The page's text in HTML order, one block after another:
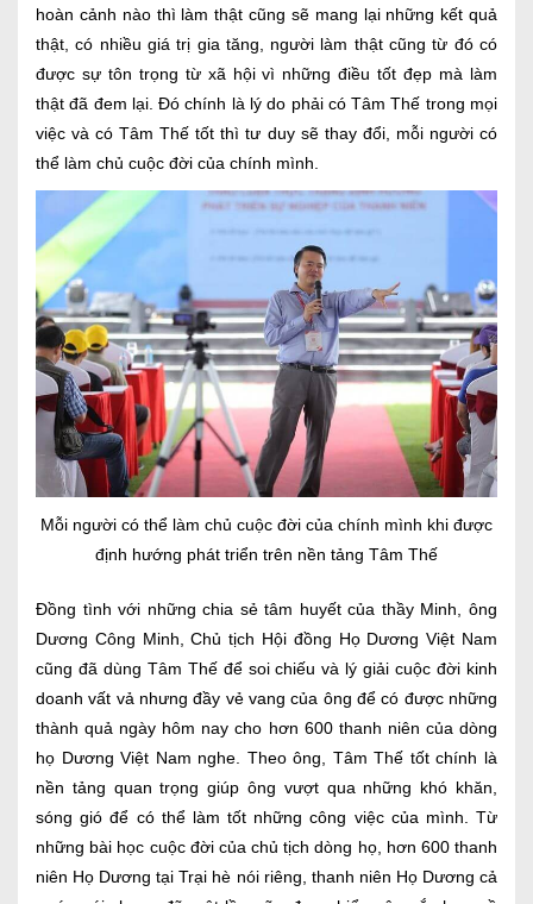
hoàn cảnh nào thì làm thật cũng sẽ mang lại những kết quả
thật, có nhiều giá trị gia tăng, người làm thật cũng từ đó có
được sự tôn trọng từ xã hội vì những điều tốt đẹp mà làm
thật đã đem lại. Đó chính là lý do phải có Tâm Thế trong mọi
việc và có Tâm Thế tốt thì tư duy sẽ thay đổi, mỗi người có
thể làm chủ cuộc đời của chính mình.
Mỗi người có thể làm chủ cuộc đời của chính mình khi được
định hướng phát triển trên nền tảng Tâm Thế
Đồng tình với những chia sẻ tâm huyết của thầy Minh, ông
Dương Công Minh, Chủ tịch Hội đồng Họ Dương Việt Nam
cũng đã dùng Tâm Thế để soi chiếu và lý giải cuộc đời kinh
doanh vất vả nhưng đầy vẻ vang của ông để có được những
thành quả ngày hôm nay cho hơn 600 thanh niên của dòng
họ Dương Việt Nam nghe. Theo ông, Tâm Thế tốt chính là
nền tảng quan trọng giúp ông vượt qua những khó khăn,
sóng gió để có thể làm tốt những công việc của mình. Từ
những bài học cuộc đời của chủ tịch dòng họ, hơn 600 thanh
niên Họ Dương tại Trại hè nói riêng, thanh niên Họ Dương cả